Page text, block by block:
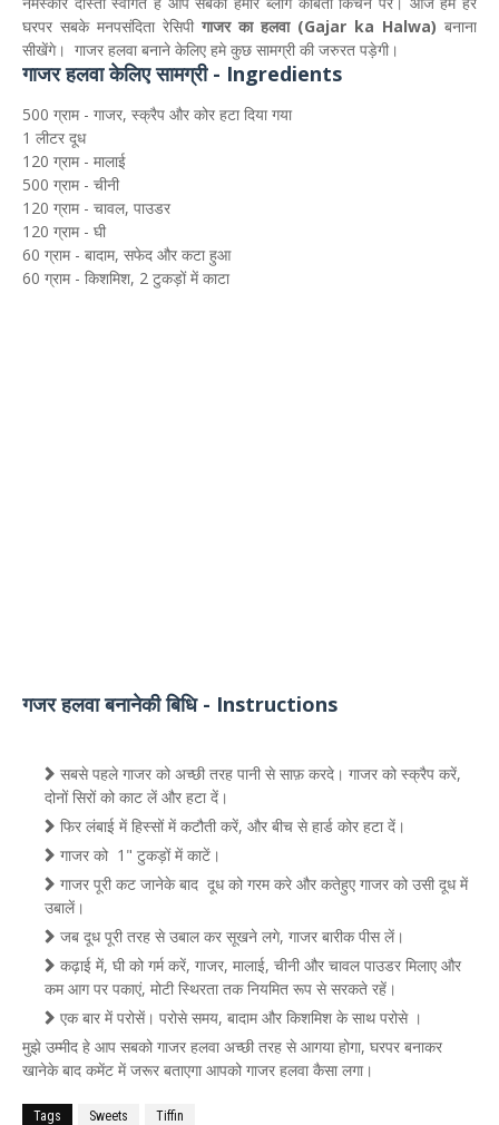
घरपर सबके मनपसंदिता रेसिपी गाजर का हलवा (Gajar ka Halwa) बनाना
सीखेंगे। गाजर हलवा बनाने केलिए हमे कुछ सामग्री की जरुरत पड़ेगी।
गाजर हलवा केलिए सामग्री - Ingredients
500 ग्राम - गाजर, स्क्रैप और कोर हटा दिया गया
1 लीटर दूध
120 ग्राम - मालाई
500 ग्राम - चीनी
120 ग्राम - चावल, पाउडर
120 ग्राम - घी
60 ग्राम - बादाम, सफेद और कटा हुआ
60 ग्राम - किशमिश, 2 टुकड़ों में काटा
गजर हलवा बनानेकी बिधि - Instructions
सबसे पहले गाजर को अच्छी तरह पानी से साफ़ करदे। गाजर को स्क्रैप करें,
दोनों सिरों को काट लें और हटा दें।
फिर लंबाई में हिस्सों में कटौती करें, और बीच से हार्ड कोर हटा दें।
गाजर को 1" टुकड़ों में काटें।
गाजर पूरी कट जानेके बाद दूध को गरम करे और कतेहुए गाजर को उसी दूध में
उबालें।
जब दूध पूरी तरह से उबाल कर सूखने लगे, गाजर बारीक पीस लें।
कढ़ाई में, घी को गर्म करें, गाजर, मालाई, चीनी और चावल पाउडर मिलाए और
कम आग पर पकाएं, मोटी स्थिरता तक नियमित रूप से सरकते रहें।
एक बार में परोसें। परोसे समय, बादाम और किशमिश के साथ परोसे ।
मुझे उम्मीद हे आप सबको गाजर हलवा अच्छी तरह से आगया होगा, घरपर बनाकर
खानेके बाद कमेंट में जरूर बताएगा आपको गाजर हलवा कैसा लगा।
Tags Sweets Tiffin